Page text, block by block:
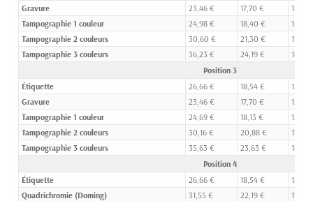
Gravure
23,46 € 17,70 €
15,00
Tampographie 1 couleur
24,98 € 18,40 €
15,54
Tampographie 2 couleurs
30,60 € 21,30 €
17,23
Tampographie 3 couleurs
36,23 € 24,19 €
18,92
Position 3
Étiquette
26,66 € 18,54 €
15,40
Gravure
23,46 € 17,70 €
15,00
Tampographie 1 couleur
24,69 € 18,13 €
15,42
Tampographie 2 couleurs
30,16 € 20,88 €
17,01
Tampographie 3 couleurs
35,63 € 23,63 €
18,61
Position 4
Étiquette
26,66 € 18,54 €
15,40
Quadrichromie (Doming)
31,55 € 22,19 €
17,69